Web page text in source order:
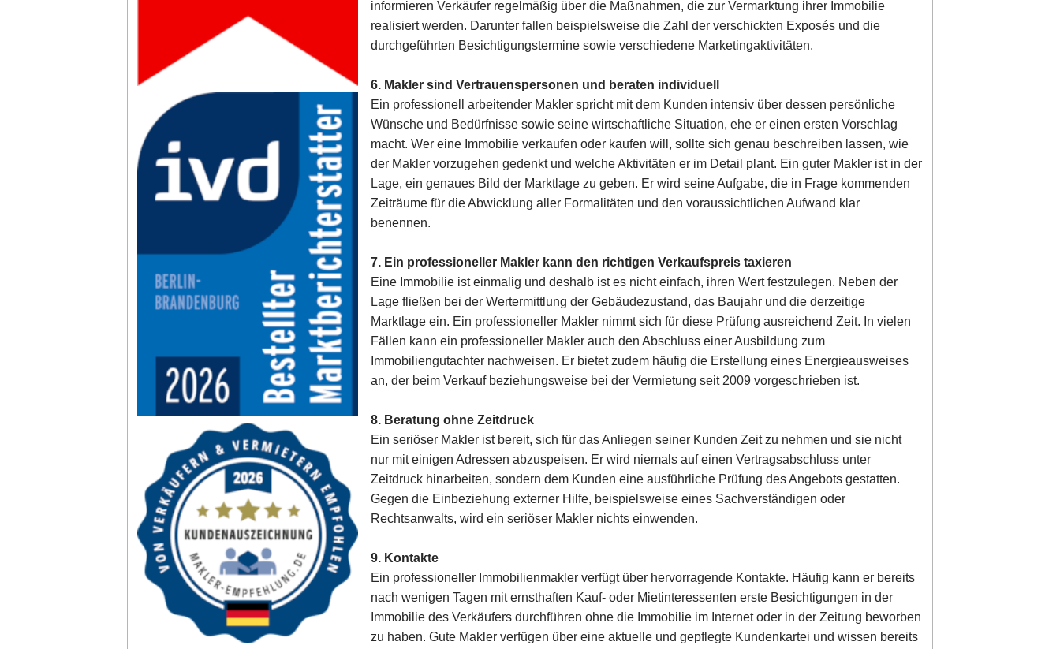
informieren Verkäufer regelmäßig über die Maßnahmen, die zur Vermarktung ihrer Immobilie
realisiert werden. Darunter fallen beispielsweise die Zahl der verschickten Exposés und die
durchgeführten Besichtigungstermine sowie verschiedene Marketingaktivitäten.
6. Makler sind Vertrauenspersonen und beraten individuell
Ein professionell arbeitender Makler spricht mit dem Kunden intensiv über dessen persönliche
Wünsche und Bedürfnisse sowie seine wirtschaftliche Situation, ehe er einen ersten Vorschlag
macht. Wer eine Immobilie verkaufen oder kaufen will, sollte sich genau beschreiben lassen, wie
der Makler vorzugehen gedenkt und welche Aktivitäten er im Detail plant. Ein guter Makler ist in der
Lage, ein genaues Bild der Marktlage zu geben. Er wird seine Aufgabe, die in Frage kommenden
Zeiträume für die Abwicklung aller Formalitäten und den voraussichtlichen Aufwand klar
benennen.
7. Ein professioneller Makler kann den richtigen Verkaufspreis taxieren
Eine Immobilie ist einmalig und deshalb ist es nicht einfach, ihren Wert festzulegen. Neben der
Lage fließen bei der Wertermittlung der Gebäudezustand, das Baujahr und die derzeitige
Marktlage ein. Ein professioneller Makler nimmt sich für diese Prüfung ausreichend Zeit. In vielen
Fällen kann ein professioneller Makler auch den Abschluss einer Ausbildung zum
Immobiliengutachter nachweisen. Er bietet zudem häufig die Erstellung eines Energieausweises
an, der beim Verkauf beziehungsweise bei der Vermietung seit 2009 vorgeschrieben ist.
8. Beratung ohne Zeitdruck
Ein seriöser Makler ist bereit, sich für das Anliegen seiner Kunden Zeit zu nehmen und sie nicht
nur mit einigen Adressen abzuspeisen. Er wird niemals auf einen Vertragsabschluss unter
Zeitdruck hinarbeiten, sondern dem Kunden eine ausführliche Prüfung des Angebots gestatten.
Gegen die Einbeziehung externer Hilfe, beispielsweise eines Sachverständigen oder
Rechtsanwalts, wird ein seriöser Makler nichts einwenden.
9. Kontakte
Ein professioneller Immobilienmakler verfügt über hervorragende Kontakte. Häufig kann er bereits
nach wenigen Tagen mit ernsthaften Kauf- oder Mietinteressenten erste Besichtigungen in der
Immobilie des Verkäufers durchführen ohne die Immobilie im Internet oder in der Zeitung beworben
zu haben. Gute Makler verfügen über eine aktuelle und gepflegte Kundenkartei und wissen bereits